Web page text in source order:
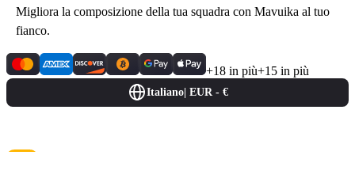
Migliora la composizione della tua squadra con Mavuika al tuo
fianco.
+18 in più+15 in più
Italiano| EUR - €